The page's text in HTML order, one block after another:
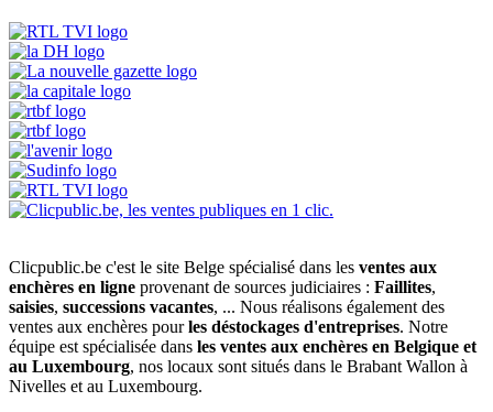
Clicpublic.be c'est le site Belge spécialisé dans les ventes aux
enchères en ligne provenant de sources judiciaires : Faillites,
saisies, successions vacantes, ... Nous réalisons également des
ventes aux enchères pourles déstockages d'entreprises. Notre
équipe est spécialisée dans les ventes aux enchères en Belgique et
au Luxembourg, nos locaux sont situés dans le Brabant Wallon à
Nivelles et au Luxembourg.